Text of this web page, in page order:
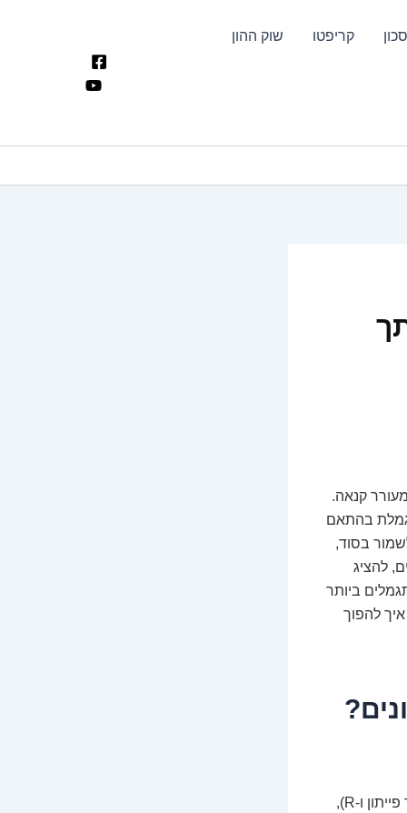
קריפטו שוק ההון
קנאה.
בהתאם
בסוד,
להציג
ביותר
להפוך
הוא מישהו שיודע לשלב בין ידע עמוק בסטטיסטיקה, יכולות תכנות מתקדמות (בעיקר פייתון ו-R),